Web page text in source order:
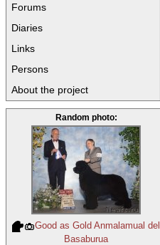
Forums
Diaries
Links
Persons
About the project
Random photo:
Good as Gold Anmalamual del
Basaburua